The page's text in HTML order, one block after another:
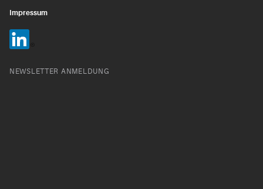
Impressum
NEWSLETTER ANMELDUNG